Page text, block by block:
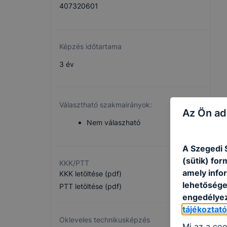
407320601
Képzés időtartama
3 év
Választható szakmairányok:
Nem válaszható
KKK/PTT
KKK letöltése (pdf)
PTT letöltése (pdf)
Okleveles technikusképzés
Az Ön
A Szegedi
(sütik)
amely